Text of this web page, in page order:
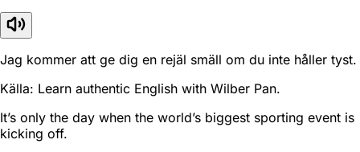
Jag kommer att ge dig en rejäl smäll om du inte håller tyst.
Källa: Learn authentic English with Wilber Pan.
It’s only the day when the world’s biggest sporting event is
kicking off.